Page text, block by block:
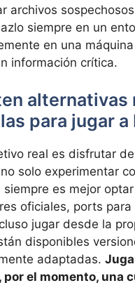
archivos
siempre en un
en una
información crítica.
alternativas
para jugar a
real es disfrutar
solo experimentar
siempre es mejor
oficiales, ports para
jugar desde la
disponibles
adaptadas.
por el momento, una